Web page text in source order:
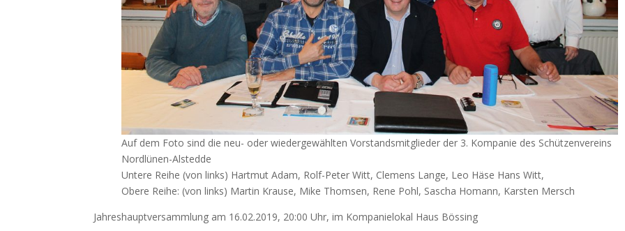
Auf dem Foto sind die neu- oder wiedergewählten Vorstandsmitglieder der 3. Kompanie des Schützenvereins
Nordlünen-Alstedde
Untere Reihe (von links) Hartmut Adam, Rolf-Peter Witt, Clemens Lange, Leo Häse Hans Witt,
Obere Reihe: (von links) Martin Krause, Mike Thomsen, Rene Pohl, Sascha Homann, Karsten Mersch
Jahreshauptversammlung am 16.02.2019, 20:00 Uhr, im Kompanielokal Haus Bössing